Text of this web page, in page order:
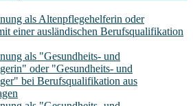
als Altenpflegehelferin oder
einer ausländischen Berufsqualifikation
als "Gesundheits- und
oder "Gesundheits- und
bei Berufsqualifikation aus